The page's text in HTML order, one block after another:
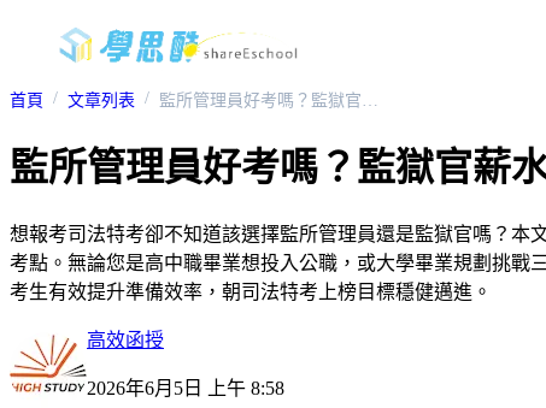
首頁 文章列表 監所管理員好考嗎？監獄官薪水多少？司法特考錄取率、工作內容與上榜攻略一次解析
監所管理員好考嗎？監獄官薪
想報考司法特考卻不知道該選擇監所管理員還是監獄官嗎？本
考點。無論您是高中職畢業想投入公職，或大學畢業規劃挑戰
考生有效提升準備效率，朝司法特考上榜目標穩健邁進。
高效函授
2026年6月5日 上午 8:58